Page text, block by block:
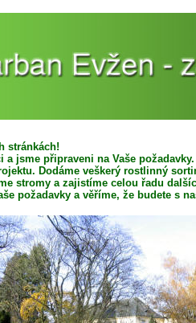
stránkách!
a jsme připraveni na Vaše
Dodáme veškerý rostlinný
stromy a zajistíme celou řadu
požadavky a věříme, že budete s